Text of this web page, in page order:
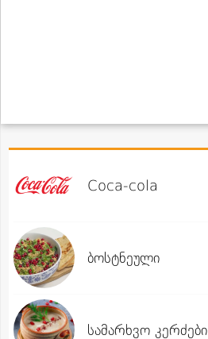
Coca-cola
ბოსტნეული
სამარხვო კერძები